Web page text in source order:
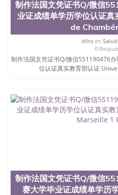
制作法国文凭证书Q/微信
业证成绩单学历学位认证
de
dfnsen
0
制作法国文凭证书Q/微信551190476
位认证真实教育部认证
制作法国文凭证书Q/微信
赛大学毕业证成绩单学历